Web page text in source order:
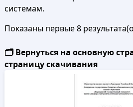
системам.
Показаны первые 8
🗂️ Вернуться на основную
страницу скачивания